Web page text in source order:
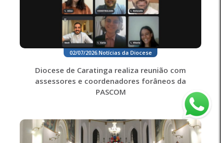
02/07/2026. Notícias da Diocese
Diocese de Caratinga realiza reunião com
assessores e coordenadores forâneos da
PASCOM